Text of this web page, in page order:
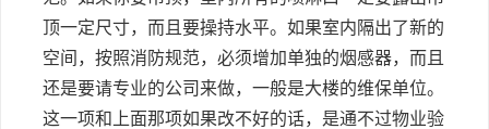
顶一定尺寸，而且要操持水平。如果室内隔出了新的
空间，按照消防规范，必须增加单独的烟感器，而且
还是要请专业的公司来做，一般是大楼的维保单位。
这一项和上面那项如果改不好的话，是通不过物业验